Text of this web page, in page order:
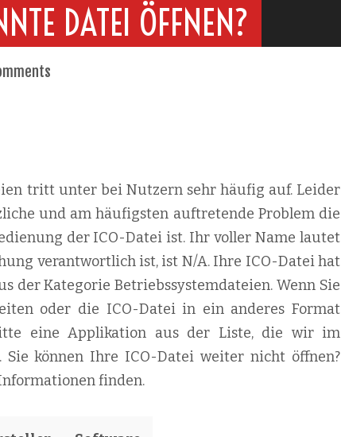
DATEI ÖFFNEN?
tritt unter bei Nutzern sehr häufig auf. Leider
und am häufigsten auftretende Problem die
der ICO-Datei ist. Ihr voller Name lautet
verantwortlich ist, ist N/A. Ihre ICO-Datei hat
der Kategorie Betriebssystemdateien. Wenn Sie
oder die ICO-Datei in ein anderes Format
eine Applikation aus der Liste, die wir im
können Ihre ICO-Datei weiter nicht öffnen?
finden.